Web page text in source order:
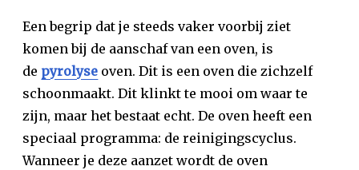
Een begrip dat je steeds vaker voorbij ziet
komen bij de aanschaf van een oven, is
de pyrolyse oven. Dit is een oven die zichzelf
schoonmaakt. Dit klinkt te mooi om waar te
zijn, maar het bestaat echt. De oven heeft een
speciaal programma: de reinigingscyclus.
Wanneer je deze aanzet wordt de oven